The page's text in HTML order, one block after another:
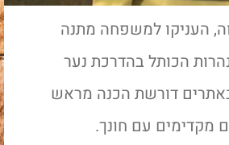
העניקו למשפחה מתנה
הכותל בהדרכת נער
דורשת הכנה מראש